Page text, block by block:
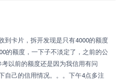
到卡片，拆开发现是只有4000的额度
的额度，一下子不淡定了，之前的公
以前的额度还是因为我信用有问
自己的信用情况。。。下午4点多注